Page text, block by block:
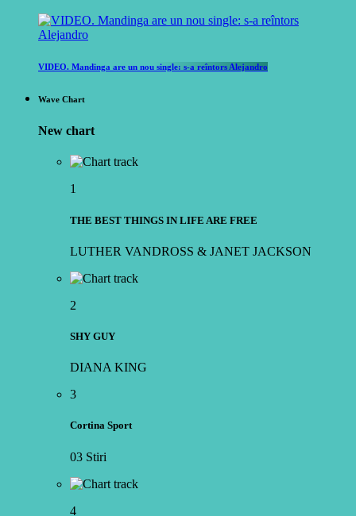
VIDEO. Mandinga are un nou single: s-a reîntors Alejandro
Wave Chart
New chart
1
THE BEST THINGS IN LIFE ARE FREE
LUTHER VANDROSS & JANET JACKSON
2
SHY GUY
DIANA KING
3
Cortina Sport
03 Stiri
4